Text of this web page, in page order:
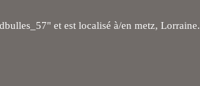
et est localisé à/en metz, Lorraine.